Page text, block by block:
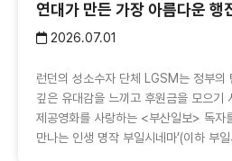
연대가 만든 가장 아름다운 행
2026.07.01
런던의 성소수자 단체 LGSM는 정부의
깊은 유대감을 느끼고 후원금을 모으기
제공영화를 사랑하는 <부산일보> 독자
만나는 인생 명작 부일시네마’(이하 부